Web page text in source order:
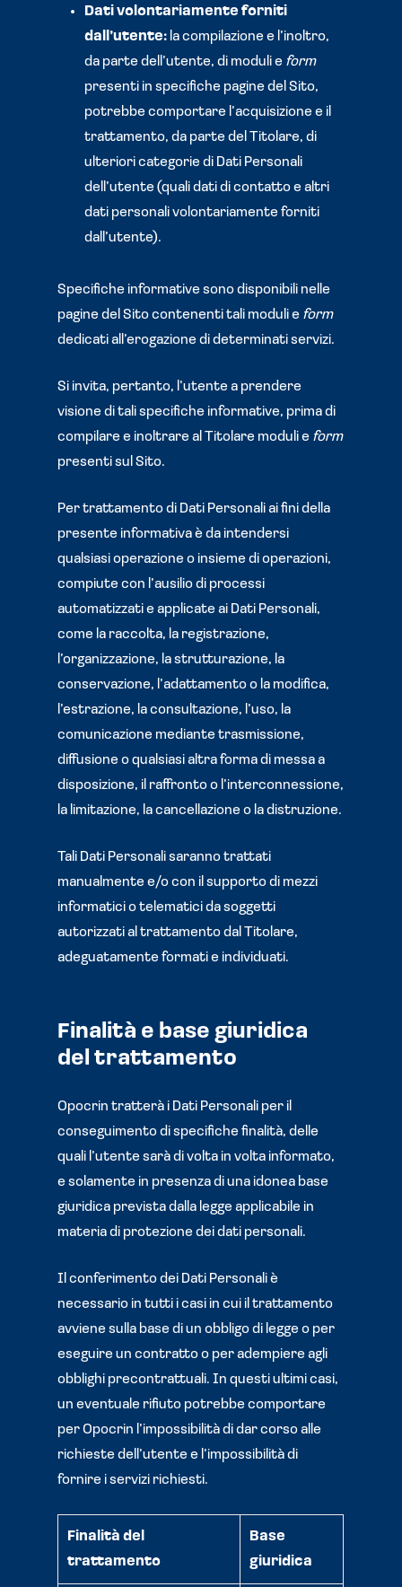
Dati volontariamente forniti
dall’utente: la compilazione e l’inoltro,
da parte dell’utente, di moduli e form
presenti in specifiche pagine del Sito,
potrebbe comportare l’acquisizione e il
trattamento, da parte del Titolare, di
ulteriori categorie di Dati Personali
dell’utente (quali dati di contatto e altri
dati personali volontariamente forniti
dall’utente).
Specifiche informative sono disponibili nelle
pagine del Sito contenenti tali moduli e form
dedicati all’erogazione di determinati servizi.
Si invita, pertanto, l’utente a prendere
visione di tali specifiche informative, prima di
compilare e inoltrare al Titolare moduli e form
presenti sul Sito.
Per trattamento di Dati Personali ai fini della
presente informativa è da intendersi
qualsiasi operazione o insieme di operazioni,
compiute con l’ausilio di processi
automatizzati e applicate ai Dati Personali,
come la raccolta, la registrazione,
l’organizzazione, la strutturazione, la
conservazione, l’adattamento o la modifica,
l’estrazione, la consultazione, l’uso, la
comunicazione mediante trasmissione,
diffusione o qualsiasi altra forma di messa a
disposizione, il raffronto o l’interconnessione,
la limitazione, la cancellazione o la distruzione.
Tali Dati Personali saranno trattati
manualmente e/o con il supporto di mezzi
informatici o telematici da soggetti
autorizzati al trattamento dal Titolare,
adeguatamente formati e individuati.
Finalità e base giuridica
del trattamento
Opocrin tratterà i Dati Personali per il
conseguimento di specifiche finalità, delle
quali l’utente sarà di volta in volta informato,
e solamente in presenza di una idonea base
giuridica prevista dalla legge applicabile in
materia di protezione dei dati personali.
Il conferimento dei Dati Personali è
necessario in tutti i casi in cui il trattamento
avviene sulla base di un obbligo di legge o per
eseguire un contratto o per adempiere agli
obblighi precontrattuali. In questi ultimi casi,
un eventuale rifiuto potrebbe comportare
per Opocrin l’impossibilità di dar corso alle
richieste dell’utente e l’impossibilità di
fornire i servizi richiesti.
Finalità del
trattamento
Base
giuridica